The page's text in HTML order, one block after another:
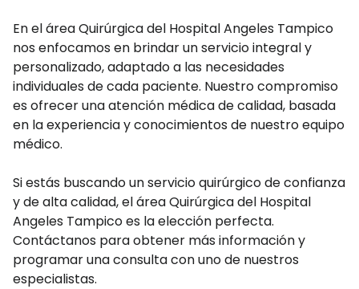
En el área Quirúrgica del Hospital Angeles Tampico
nos enfocamos en brindar un servicio integral y
personalizado, adaptado a las necesidades
individuales de cada paciente. Nuestro compromiso
es ofrecer una atención médica de calidad, basada
en la experiencia y conocimientos de nuestro equipo
médico.
Si estás buscando un servicio quirúrgico de confianza
y de alta calidad, el área Quirúrgica del Hospital
Angeles Tampico es la elección perfecta.
Contáctanos para obtener más información y
programar una consulta con uno de nuestros
especialistas.